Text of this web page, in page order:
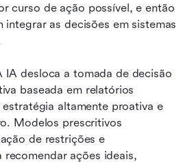
curso de ação possível, e então
integrar as decisões em sistemas
IA desloca a tomada de decisão
baseada em relatórios
altamente proativa e
Modelos prescritivos
de restrições e
recomendar ações ideais,